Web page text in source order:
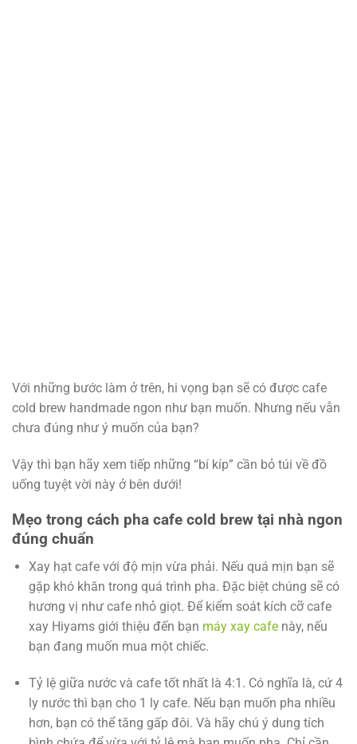
Với những bước làm ở trên, hi vọng bạn sẽ có được cafe
cold brew handmade ngon như bạn muốn. Nhưng nếu vẫn
chưa đúng như ý muốn của bạn?
Vậy thì bạn hãy xem tiếp những “bí kíp” cần bỏ túi về đồ
uống tuyệt vời này ở bên dưới!
Mẹo trong cách pha cafe cold brew tại nhà ngon
đúng chuẩn
Xay hạt cafe với độ mịn vừa phải. Nếu quá mịn bạn sẽ
gặp khó khăn trong quá trình pha. Đặc biệt chúng sẽ có
hương vị như cafe nhỏ giọt. Để kiểm soát kích cỡ cafe
xay Hiyams giới thiệu đến bạn máy xay cafenày, nếu
bạn đang muốn mua một chiếc.
Tỷ lệ giữa nước và cafe tốt nhất là 4:1. Có nghĩa là, cứ 4
ly nước thì bạn cho 1 ly cafe. Nếu bạn muốn pha nhiều
hơn, bạn có thể tăng gấp đôi. Và hãy chú ý dung tích